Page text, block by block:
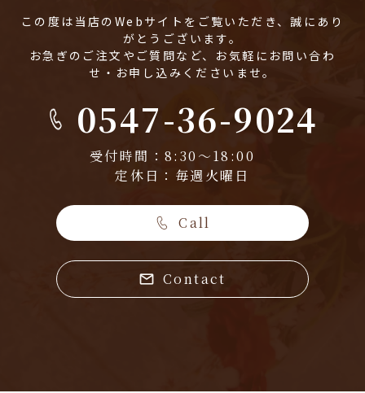
この度は当店のWebサイトをご覧いただき、誠にあり
がとうございます。
お急ぎのご注文やご質問など、お気軽にお問い合わ
せ・お申し込みくださいませ。
0547-36-9024
受付時間：8:30～18:00
定休日：毎週火曜日
Call
Contact